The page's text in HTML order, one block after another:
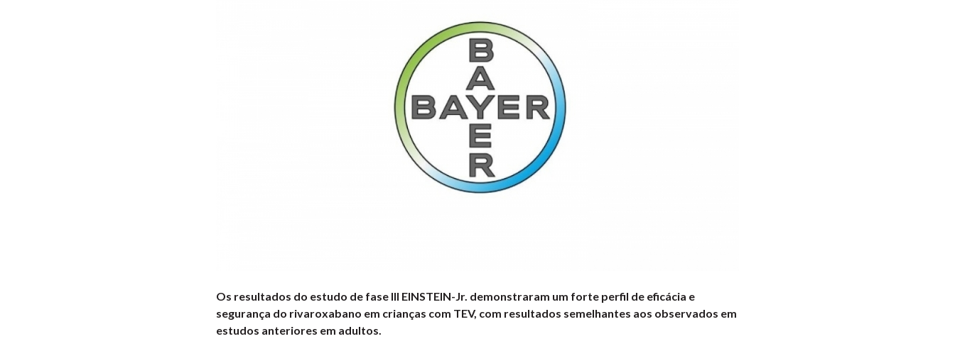
Os resultados do estudo de fase III EINSTEIN-Jr. demonstraram um forte perfil de eficácia e
segurança do rivaroxabano em crianças com TEV, com resultados semelhantes aos observados em
estudos anteriores em adultos.